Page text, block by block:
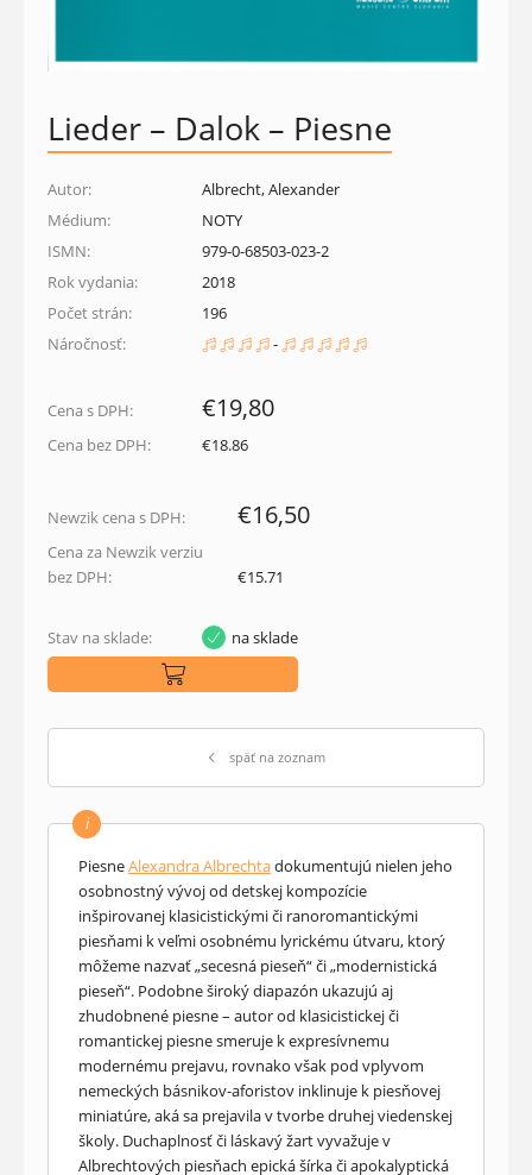
Lieder – Dalok – Piesne
späť na zoznam
Autor:
Albrecht, Alexander
Médium:
NOTY
ISMN:
979-0-68503-023-2
Rok vydania:
2018
Počet strán:
196
Náročnosť:
-
Cena s DPH: €19,80
Cena bez DPH: €18.86
Newzik cena s DPH: €16,50
Cena za Newzik verziu
bez DPH:
€15.71
Stav na sklade: na sklade
i
PiesneAlexandra Albrechtadokumentujú nielen jeho
osobnostný vývoj od detskej kompozície
inšpirovanej klasicistickými či ranoromantickými
piesňami k veľmi osobnému lyrickému útvaru, ktorý
môžeme nazvať „secesná pieseň“ či „modernistická
pieseň“. Podobne široký diapazón ukazujú aj
zhudobnené piesne – autor od klasicistickej či
romantickej piesne smeruje k expresívnemu
modernému prejavu, rovnako však pod vplyvom
nemeckých básnikov-aforistov inklinuje k piesňovej
miniatúre, aká sa prejavila v tvorbe druhej viedenskej
školy. Duchaplnosť či láskavý žart vyvažuje v
Albrechtových piesňach epická šírka či apokalyptická